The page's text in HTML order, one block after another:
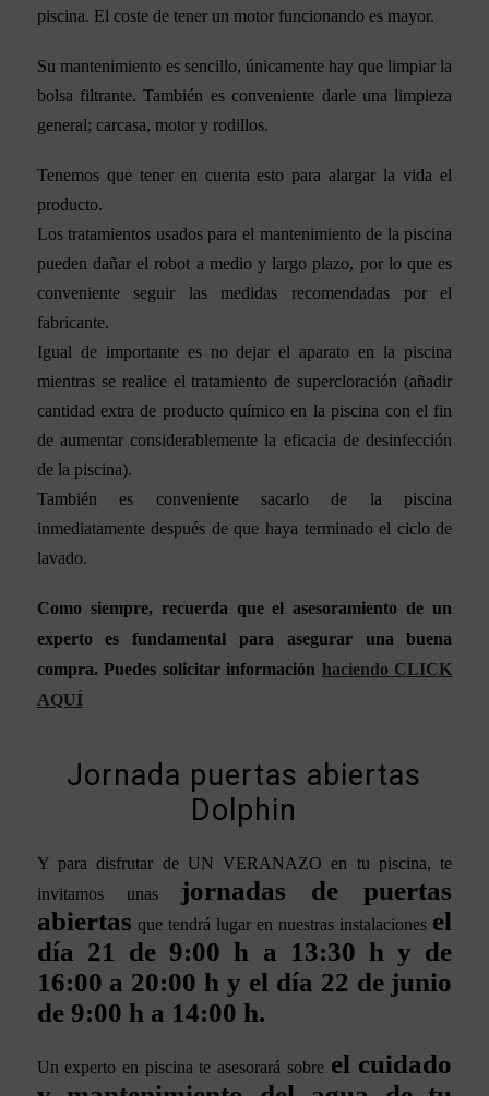
piscina. El coste de tener un motor funcionando es mayor.
Su mantenimiento es sencillo, únicamente hay que limpiar la
bolsa filtrante. También es conveniente darle una limpieza
general; carcasa, motor y rodillos.
Tenemos que tener en cuenta esto para alargar la vida el
producto.
Los tratamientos usados para el mantenimiento de la piscina
pueden dañar el robot a medio y largo plazo, por lo que es
conveniente seguir las medidas recomendadas por el
fabricante.
Igual de importante es no dejar el aparato en la piscina
mientras se realice el tratamiento de supercloración (añadir
cantidad extra de producto químico en la piscina con el fin
de aumentar considerablemente la eficacia de desinfección
de la piscina).
También es conveniente sacarlo de la piscina
inmediatamente después de que haya terminado el ciclo de
lavado.
Como siempre, recuerda que el asesoramiento de un
experto es fundamental para asegurar una buena
compra. Puedes solicitar información haciendo CLICK
AQUÍ
Jornada puertas abiertas
Dolphin
Y para disfrutar de UN VERANAZO en tu piscina, te
invitamos unas jornadas de puertas
abiertas que tendrá lugar en nuestras instalaciones el
día 21 de 9:00 h a 13:30 h y de
16:00 a 20:00 h y el día 22 de junio
de 9:00 h a 14:00 h.
Un experto en piscina te asesorará sobre el cuidado